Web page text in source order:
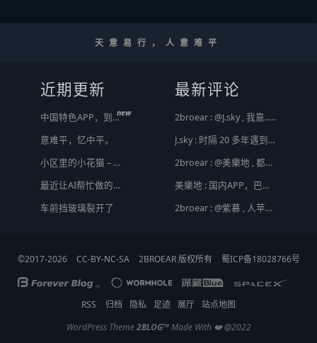
天意易行，人意难平
近期更新
中国特色APP，到底谁来治？new
意难平，忆中平。
小区里的小花猫 – 日常记事（二百二十）
最近让AI帮忙做的一些事
车前挡玻璃裂开了
最新评论
2broear : @J.sky , 我靠.. 心情复杂 [ Emoji Image ]
J.sky : 时隔 20 多年遇到前任，你猜会是什么感觉？前几天和老婆去超市，巧不巧老婆去看其他商品了，就这么两分钟的功夫，我和前任迎面相遇，我看了一眼她，她也看到我了，谁都没说话，我感觉她恐慌的逃走了。我们擦肩而过，按道理这个年龄本不应该两个人单独在超市相遇，除非单身。所以，我猜她离婚了？搞不好她可能以为我也离婚了？哈哈哈
2broear : @美樂地 , 都是利益驱使，盈利手段不行
美樂地 : 国内APP，巴不得塞入全家桶到你手机，我更喜欢国外的小而美软件
2broear : @紫慕 , 人苹果压根不靠这些下三滥手段挣钱，等等又要说我大清自有国情在此了😂..
©2017-2026 CC-BY-NC-SA 2BROEAR 版权所有 蜀ICP备18028766号
RSS 归档 隐私 足迹 展厅 站点地图
WordPress Theme2BLOG™Made With ❤️ @2022